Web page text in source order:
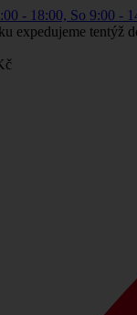
- 18:00, So 9:00 -
expedujeme tentýž